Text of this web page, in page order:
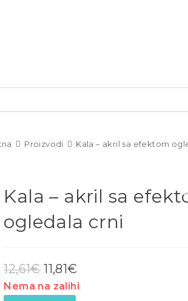
Proizvodi Kala – akril sa efektom
Kala – akril sa
ogledala crni
12,61€ 11,81€
Nema na zalihi